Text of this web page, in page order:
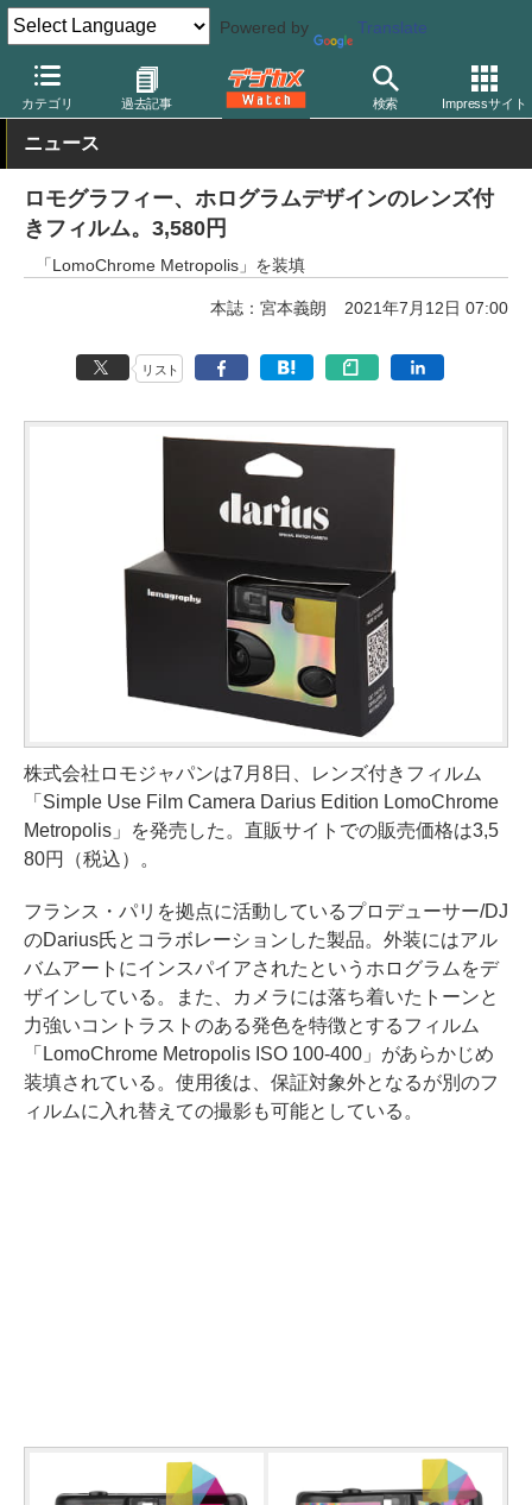
Powered by Translate
カテゴリ 過去記事 検索 Impressサイト
デジカメ Watch フィルム関連 フィルムカメラ ロモグラフィー
ニュース
ロモグラフィー、ホログラムデザインのレンズ付
きフィルム。3,580円
「LomoChrome Metropolis」を装填
本誌：宮本義朗 2021年7月12日 07:00
リスト
株式会社ロモジャパンは7月8日、レンズ付きフィルム
「Simple Use Film Camera Darius Edition LomoChrome
Metropolis」を発売した。直販サイトでの販売価格は3,5
80円（税込）。
フランス・パリを拠点に活動しているプロデューサー/DJ
のDarius氏とコラボレーションした製品。外装にはアル
バムアートにインスパイアされたというホログラムをデ
ザインしている。また、カメラには落ち着いたトーンと
力強いコントラストのある発色を特徴とするフィルム
「LomoChrome Metropolis ISO 100-400」があらかじめ
装填されている。使用後は、保証対象外となるが別のフ
ィルムに入れ替えての撮影も可能としている。